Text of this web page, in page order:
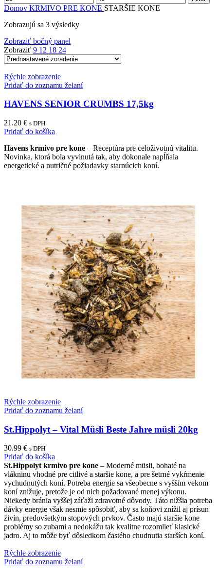
cena
cena
Domov KRMIVO PRE KONE STARŠIE KONE
Zobrazujú sa 3 výsledky
Zobraziť bočný panel
Zobraziť 9 12 18 24
Rýchle zobrazenie
Pridať do zoznamu želaní
HAVENS SENIOR CRUMBS 17,5kg
21.20 € s DPH
Pridať do košíka
Havens krmivo pre kone – Receptúra ​​pre celoživotnú vitalitu.
Novinka, ktorá bola vyvinutá tak, aby dokonale napĺňala
energetické a nutričné ​​požiadavky starnúcich koní.
Rýchle zobrazenie
Pridať do zoznamu želaní
St.Hippolyt – Vital Müsli Beste Jahre müsli 20kg
30.99 € s DPH
Pridať do košíka
St.Hippolyt krmivo pre kone – Moderné müsli, bohaté na
vlákninu vhodné pre citlivé a staršie kone, a pre šetrné vykŕmenie
vychudnutých koní. Potreba energie sa všeobecne s vyšším vekom
koní znižuje, pretože je od nich požadované menej výkonu.
Niekedy bránia vyššej záťaži zdravotné dôvody. Táto nižšia potreba
dávky energie však nesmie spôsobiť, aby sa koňovi znížil aj prísun
živín, predovšetkým stopových prvkov. Často majú staršie kone
problémy so zubami a nedokážu tak kvalitne rozomlieť klasické
jadro. Aj to môže byť dôsledkom častého chudnutia starších koní.
Rýchle zobrazenie
Pridať do zoznamu želaní